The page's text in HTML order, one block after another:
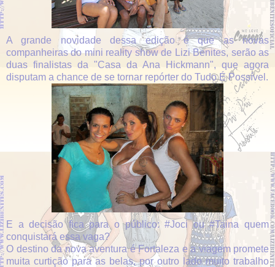
A grande novidade dessa edição é que as novas
companheiras do mini reality show de Lizi Benites, serão as
duas finalistas da "Casa da Ana Hickmann", que agora
disputam a chance de se tornar repórter do Tudo É Possível.
E a decisão fica para o público: #Joci ou #Taina quem
conquistará essa vaga?
O destino da nova aventura é Fortaleza e a viagem promete
muita curtição para as belas, por outro lado muito trabalho